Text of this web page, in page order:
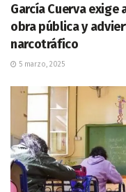
García Cuerva exige
obra pública y
narcotráfico
5 marzo, 2025